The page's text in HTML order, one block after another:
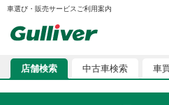
車選び・販売サービスご利用案内
店舗検索 中古車検索 車